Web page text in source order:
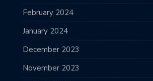
February 2024
January 2024
December 2023
November 2023